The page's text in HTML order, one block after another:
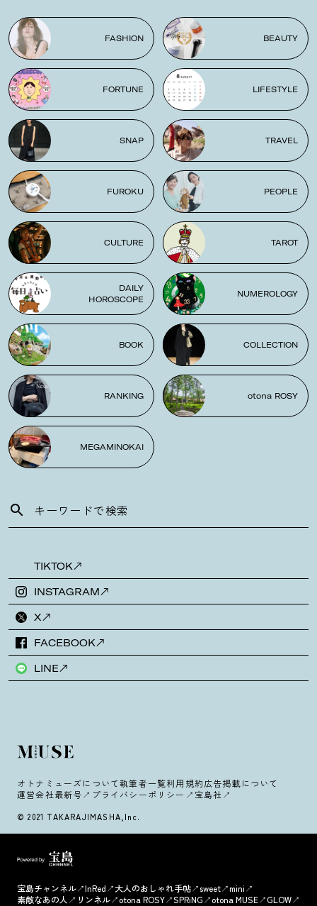
FASHION BEAUTY
FORTUNE LIFESTYLE
SNAP TRAVEL
FUROKU PEOPLE
CULTURE TAROT
DAILY
HOROSCOPE
NUMEROLOGY
BOOK COLLECTION
RANKING otona ROSY
MEGAMINOKAI
TIKTOK
INSTAGRAM
X
FACEBOOK
LINE
オトナミューズについて執筆者一覧利用規約広告掲載について
運営会社最新号 プライバシーポリシー 宝島社
© 2021 TAKARAJIMASHA,Inc.
宝島チャンネル InRed 大人のおしゃれ手帖 sweet
mini
素敵なあの人
リンネル otona ROSY SPRiNG otona MUSE
GLOW